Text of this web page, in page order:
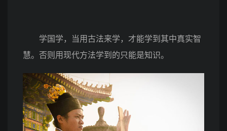
学国学，当用古法来学，才能学到其中真实智
慧。否则用现代方法学到的只能是知识。